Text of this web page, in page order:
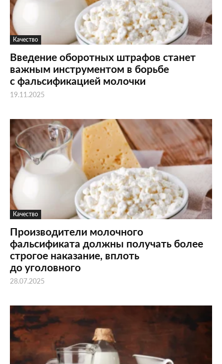
Качество
Введение оборотных штрафов станет
важным инструментом в борьбе
с фальсификацией молочки
19.11.2025
Качество
Производители молочного
фальсификата должны получать более
строгое наказание, вплоть
до уголовного
28.07.2025